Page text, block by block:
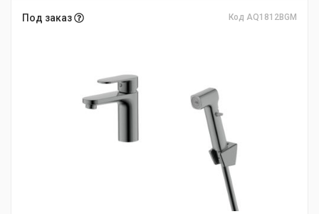
Под заказ Код AQ1812BGM